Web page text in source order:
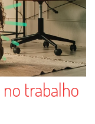
trabalho